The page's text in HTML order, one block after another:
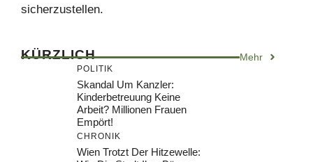
sicherzustellen.
KÜRZLICH Mehr
POLITIK
Skandal Um Kanzler:
Kinderbetreuung Keine
Arbeit? Millionen Frauen
Empört!
CHRONIK
Wien Trotzt Der Hitzewelle: